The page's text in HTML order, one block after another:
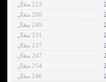
223 مقال
200 مقال
249 مقال
231 مقال
237 مقال
247 مقال
254 مقال
246 مقال